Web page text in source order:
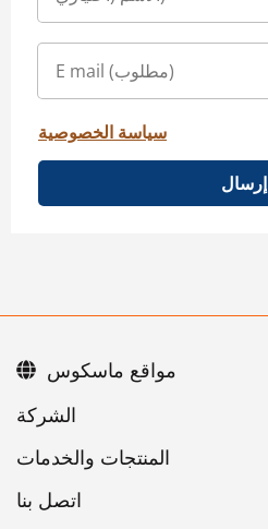
سياسة الخصوصية
إرسال
اتصل بنا
مواقع ماسكوس